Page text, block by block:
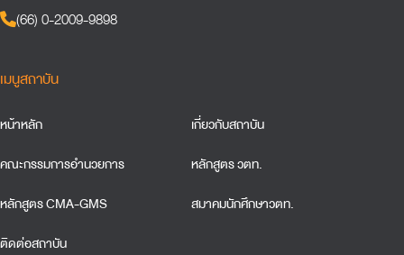
(66) 0-2009-9898
เมนูสถาบัน
หน้าหลัก
เกี่ยวกับสถาบัน
คณะกรรมการอำนวยการ
หลักสูตร วตท.
หลักสูตร CMA-GMS
สมาคมนักศึกษาวตท.
ติดต่อสถาบัน